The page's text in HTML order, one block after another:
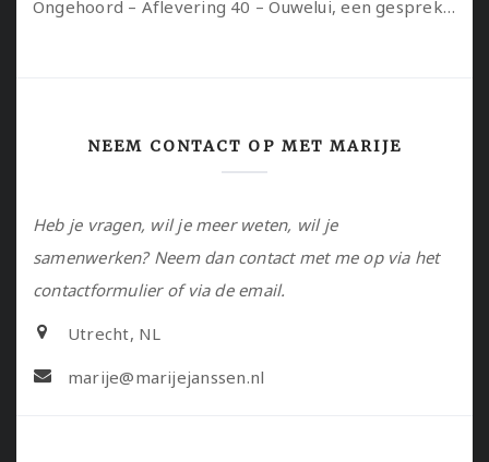
Ongehoord – Aflevering 40 – Ouwelui, een gesprek met Sadie Lune over vormende relaties en de geschiedenis van de queer pornobeweging
NEEM CONTACT OP MET MARIJE
Heb je vragen, wil je meer weten, wil je
samenwerken? Neem dan contact met me op via het
contactformulier of via de email.
Utrecht, NL
marije@marijejanssen.nl